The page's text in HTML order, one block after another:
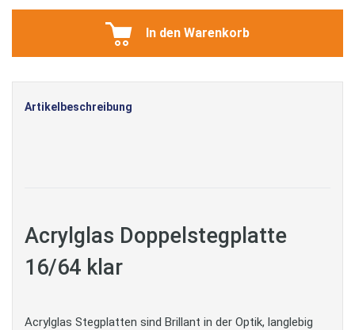
In den Warenkorb
Artikelbeschreibung
Acrylglas Doppelstegplatte
16/64 klar
Acrylglas Stegplatten sind Brillant in der Optik, langlebig